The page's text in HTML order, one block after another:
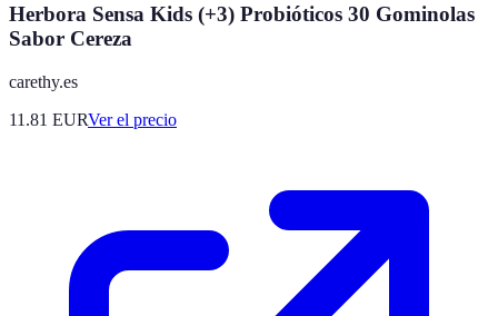
Herbora Sensa Kids (+3) Probióticos 30 Gominolas
Sabor Cereza
carethy.es
11.81 EURVer el precio